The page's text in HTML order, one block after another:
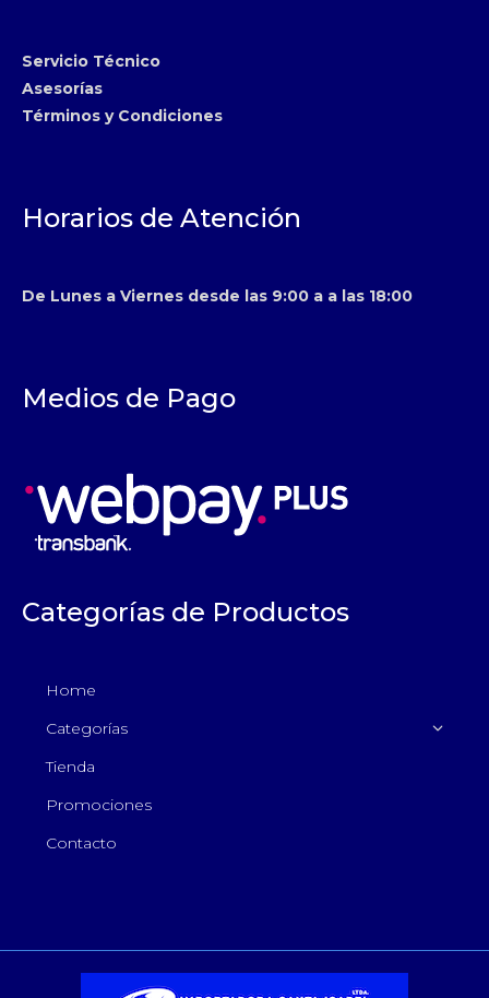
Servicio Técnico
Asesorías
Términos y Condiciones
Horarios de Atención
De Lunes a Viernes desde las 9:00 a a las 18:00
Medios de Pago
Categorías de Productos
Home
Categorías
Tienda
Promociones
Contacto